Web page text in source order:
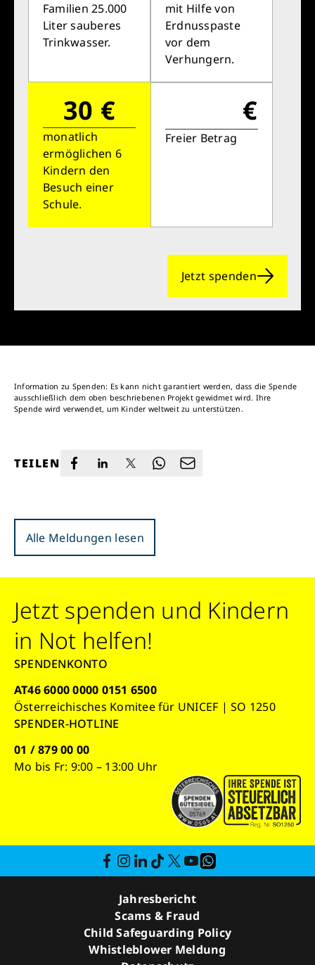
Familien 25.000
Liter sauberes
Trinkwasser.
mit Hilfe von
Erdnusspaste
vor dem
Verhungern.
30 €
monatlich
ermöglichen 6
Kindern den
Besuch einer
Schule.
€
Freier Betrag
Jetzt spenden
Information zu Spenden: Es kann nicht garantiert werden, dass die Spende
ausschließlich dem oben beschriebenen Projekt gewidmet wird. Ihre
Spende wird verwendet, um Kinder weltweit zu unterstützen.
TEILEN
Alle Meldungen lesen
Jetzt spenden und Kindern
in Not helfen!
SPENDENKONTO
AT46 6000 0000 0151 6500
Österreichisches Komitee für UNICEF | SO 1250
SPENDER-HOTLINE
01 / 879 00 00
Mo bis Fr: 9:00 – 13:00 Uhr
Jahresbericht
Scams & Fraud
Child Safeguarding Policy
Whistleblower Meldung